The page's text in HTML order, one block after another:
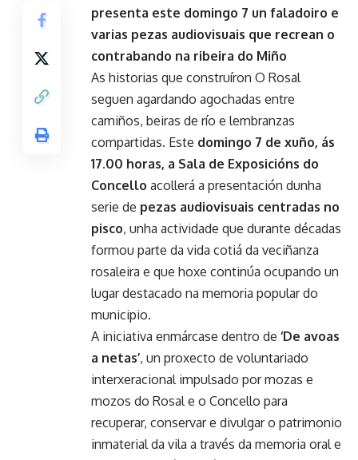
presenta este domingo 7 un faladoiro e
varias pezas audiovisuais que recrean o
contrabando na ribeira do Miño
As historias que construíron O Rosal
seguen agardando agochadas entre
camiños, beiras de río e lembranzas
compartidas. Este domingo 7 de xuño, ás
17.00 horas, a Sala de Exposicións do
Concello acollerá a presentación dunha
serie de pezas audiovisuais centradas no
pisco, unha actividade que durante décadas
formou parte da vida cotiá da veciñanza
rosaleira e que hoxe continúa ocupando un
lugar destacado na memoria popular do
municipio.
A iniciativa enmárcase dentro de ‘De avoas
a netas’, un proxecto de voluntariado
interxeracional impulsado por mozas e
mozos do Rosal e o Concello para
recuperar, conservar e divulgar o patrimonio
inmaterial da vila a través da memoria oral e